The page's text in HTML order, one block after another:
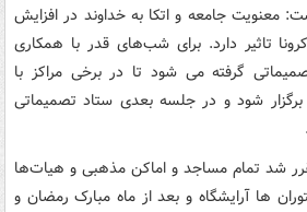
معنویت جامعه و اتکا به خداوند در افزایش
تاثیر دارد. برای شب‌های قدر با همکاری
گرفته می شود تا در برخی مراکز با
شود و در جلسه بعدی ستاد تصمیماتی
شد تمام مساجد و اماکن مذهبی و هیات‌ها
ها آرایشگاه و بعد از ماه مبارک رمضان و